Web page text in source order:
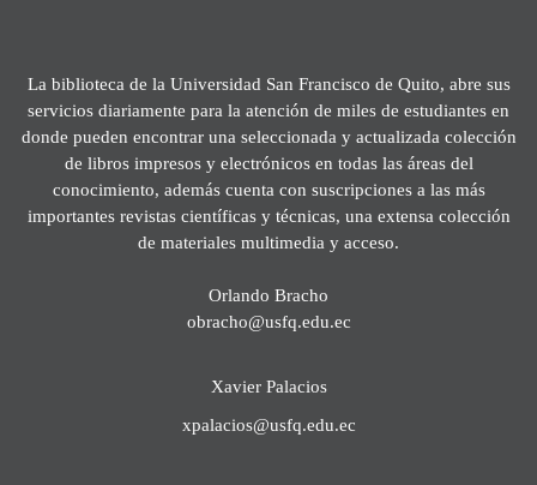
La biblioteca de la Universidad San Francisco de Quito, abre sus
servicios diariamente para la atención de miles de estudiantes en
donde pueden encontrar una seleccionada y actualizada colección
de libros impresos y electrónicos en todas las áreas del
conocimiento, además cuenta con suscripciones a las más
importantes revistas científicas y técnicas, una extensa colección
de materiales multimedia y acceso.
Orlando Bracho
obracho@usfq.edu.ec
Xavier Palacios
xpalacios@usfq.edu.ec